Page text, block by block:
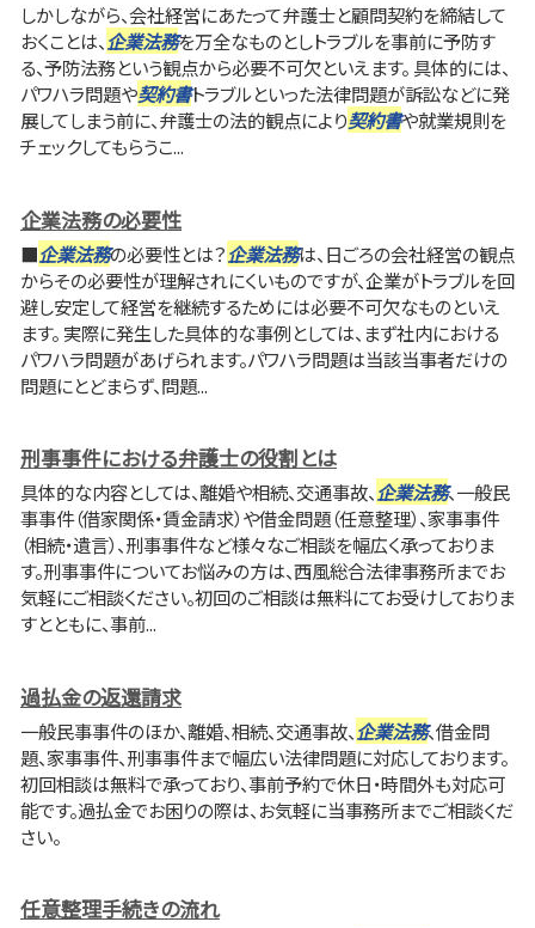
しかしながら、会社経営にあたって弁護士と顧問契約を締結して
おくことは、企業法務を万全なものとしトラブルを事前に予防す
る、予防法務という観点から必要不可欠といえます。 具体的には、
パワハラ問題や契約書トラブルといった法律問題が訴訟などに発
展してしまう前に、弁護士の法的観点により契約書や就業規則を
チェックしてもらうこ...
企業法務の必要性
■企業法務の必要性とは？企業法務は、日ごろの会社経営の観点
からその必要性が理解されにくいものですが、企業がトラブルを回
避し安定して経営を継続するためには必要不可欠なものといえ
ます。 実際に発生した具体的な事例としては、まず社内における
パワハラ問題があげられます。パワハラ問題は当該当事者だけの
問題にとどまらず、問題...
刑事事件における弁護士の役割とは
具体的な内容としては、離婚や相続、交通事故、 企業法務、一般民
事事件（借家関係・賃金請求）や借金問題（任意整理）、家事事件
（相続・遺言）、刑事事件など様々なご相談を幅広く承っておりま
す。刑事事件についてお悩みの方は、西風総合法律事務所までお
気軽にご相談ください。初回のご相談は無料にてお受けしておりま
すとともに、事前...
過払金の返還請求
一般民事事件のほか、離婚、相続、交通事故、 企業法務、借金問
題、家事事件、刑事事件まで幅広い法律問題に対応しております。
初回相談は無料で承っており、事前予約で休日・時間外も対応可
能です。過払金でお困りの際は、お気軽に当事務所までご相談くだ
さい。
任意整理手続きの流れ